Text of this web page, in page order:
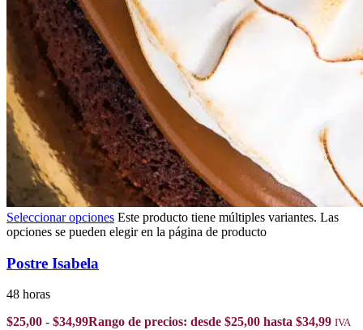
Seleccionar opciones Este producto tiene múltiples variantes. Las
opciones se pueden elegir en la página de producto
Postre Isabela
48 horas
$25,00 - $34,99Rango de precios: desde $25,00 hasta $34,99 IVA